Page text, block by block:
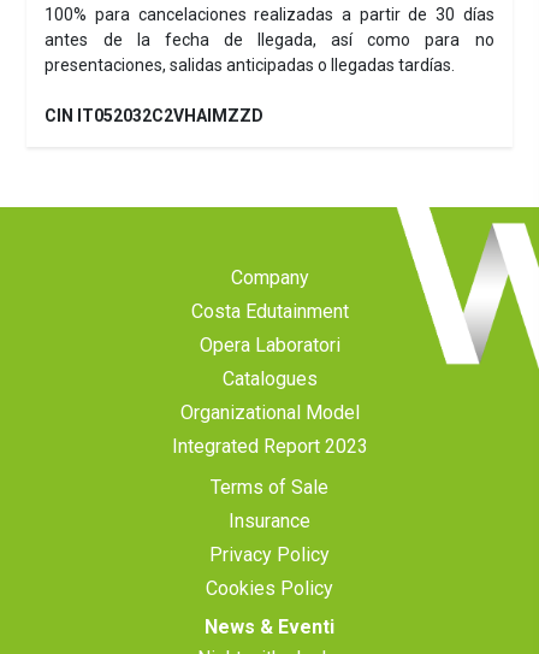
100% para cancelaciones realizadas a partir de 30 días
antes de la fecha de llegada, así como para no
presentaciones, salidas anticipadas o llegadas tardías.
CIN IT052032C2VHAIMZZD
Company
Costa Edutainment
Opera Laboratori
Catalogues
Organizational Model
Integrated Report 2023
Terms of Sale
Insurance
Privacy Policy
Cookies Policy
News & Eventi